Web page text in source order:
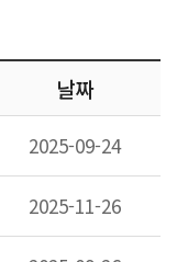
날짜
2025-09-24
2025-11-26